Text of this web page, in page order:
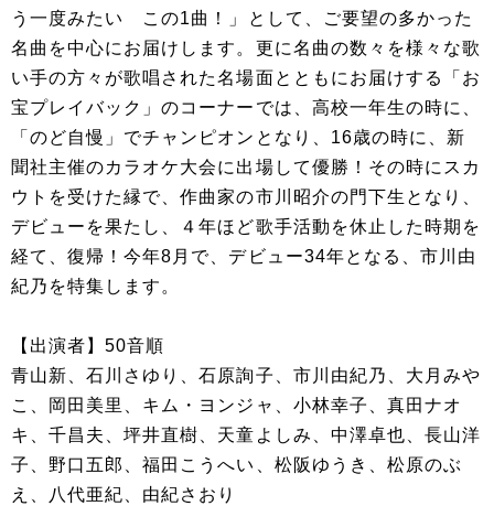
う一度みたい この1曲！」として、ご要望の多かった
名曲を中心にお届けします。更に名曲の数々を様々な歌
い手の方々が歌唱された名場面とともにお届けする「お
宝プレイバック」のコーナーでは、高校一年生の時に、
「のど自慢」でチャンピオンとなり、16歳の時に、新
聞社主催のカラオケ大会に出場して優勝！その時にスカ
ウトを受けた縁で、作曲家の市川昭介の門下生となり、
デビューを果たし、４年ほど歌手活動を休止した時期を
経て、復帰！今年8月で、デビュー34年となる、市川由
紀乃を特集します。
【出演者】50音順
青山新、石川さゆり、石原詢子、市川由紀乃、大月みや
こ、岡田美里、キム・ヨンジャ、小林幸子、真田ナオ
キ、千昌夫、坪井直樹、天童よしみ、中澤卓也、長山洋
子、野口五郎、福田こうへい、松阪ゆうき、松原のぶ
え、八代亜紀、由紀さおり